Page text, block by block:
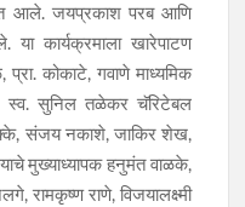
आले. जयप्रकाश परब आणि
कार्यक्रमाला खारेपाटण
प्रा. कोकाटे, गवाणे माध्यमिक
स्व. सुनिल तळेकर चॅरिटेबल
संजय नकाशे, जाकिर शेख,
मुख्याध्यापक हनुमंत वाळके,
रामकृष्ण राणे, विजयालक्ष्मी